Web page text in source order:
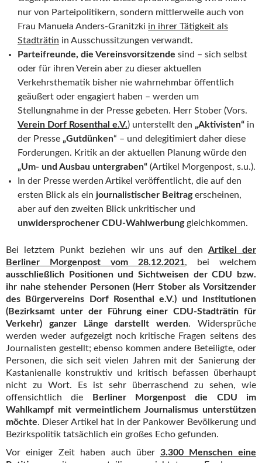
nur von Parteipolitikern, sondern mittlerweile auch von
Frau Manuela Anders-Granitzki in ihrer Tätigkeit als
Stadträtin in Ausschussitzungen verwandt.
Parteifreunde, die Vereinsvorsitzende sind – sich selbst
oder für ihren Verein aber zu dieser aktuellen
Verkehrsthematik bisher nie wahrnehmbar öffentlich
geäußert oder engagiert haben – werden um
Stellungnahme in der Presse gebeten. Herr Stober (Vors.
Verein Dorf Rosenthal e.V.) unterstellt den „Aktivisten“ in
der Presse „Gutdünken“ – und delegitimiert daher diese
Forderungen. Kritik an der aktuellen Planung würde den
„Um- und Ausbau untergraben“ (Artikel Morgenpost, s.u.).
In der Presse werden Artikel veröffentlicht, die auf den
ersten Blick als ein journalistischer Beitragerscheinen,
aber auf den zweiten Blick unkritischer und
unwidersprochener CDU-Wahlwerbunggleichkommen.
Bei letztem Punkt beziehen wir uns auf denArtikel der
Berliner Morgenpost vom 28.12.2021, bei welchem
ausschließlich Positionen und Sichtweisen der CDU bzw.
ihr nahe stehender Personen (Herr Stober als Vorsitzender
des Bürgervereins Dorf Rosenthal e.V.) und Institutionen
(Bezirksamt unter der Führung einer CDU-Stadträtin für
Verkehr) ganzer Länge darstellt werden. Widersprüche
werden weder aufgezeigt noch kritische Fragen seitens des
Journalisten gestellt; ebenso kommen andere Beteiligte, oder
Personen, die sich seit vielen Jahren mit der Sanierung der
Kastanienalle konstruktiv und kritisch befassen überhaupt
nicht zu Wort. Es ist sehr überraschend zu sehen, wie
offensichtlich die
Berliner Morgenpost die CDU im
Wahlkampf mit vermeintlichem Journalismus unterstützen
möchte. Dieser Artikel hat in der Pankower Bevölkerung und
Bezirkspolitik tatsächlich ein großes Echo gefunden.
Vor einiger Zeit haben auch über 3.300 Menschen eine